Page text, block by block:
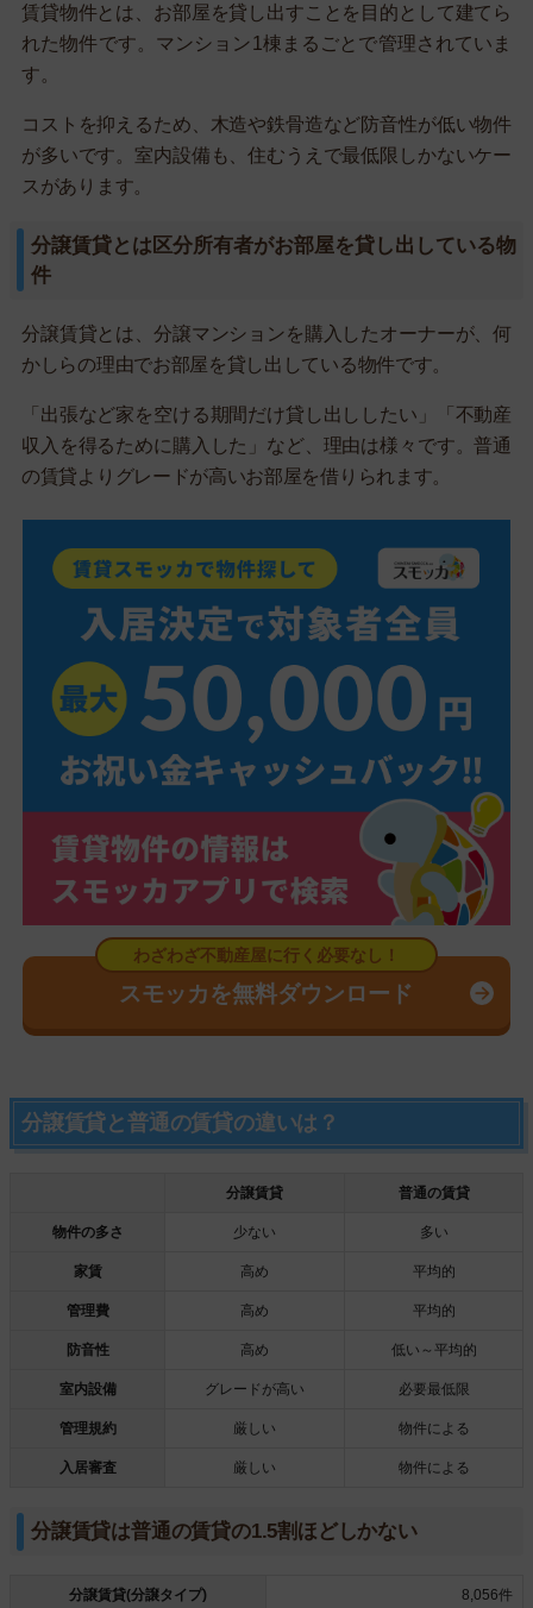
賃貸物件とは、お部屋を貸し出すことを目的として建てら
れた物件です。マンション1棟まるごとで管理されていま
す。
コストを抑えるため、木造や鉄骨造など防音性が低い物件
が多いです。室内設備も、住むうえで最低限しかないケー
スがあります。
分譲賃貸とは区分所有者がお部屋を貸し出している物
件
分譲賃貸とは、分譲マンションを購入したオーナーが、何
かしらの理由でお部屋を貸し出している物件です。
「出張など家を空ける期間だけ貸し出ししたい」「不動産
収入を得るために購入した」など、理由は様々です。普通
の賃貸よりグレードが高いお部屋を借りられます。
スモッカを無料ダウンロード
分譲賃貸と普通の賃貸の違いは？
分譲賃貸 普通の賃貸
物件の多さ 少ない 多い
家賃 高め 平均的
管理費 高め 平均的
防音性 高め 低い～平均的
室内設備 グレードが高い 必要最低限
管理規約 厳しい 物件による
入居審査 厳しい 物件による
分譲賃貸は普通の賃貸の1.5割ほどしかない
分譲賃貸(分譲タイプ) 8,056件